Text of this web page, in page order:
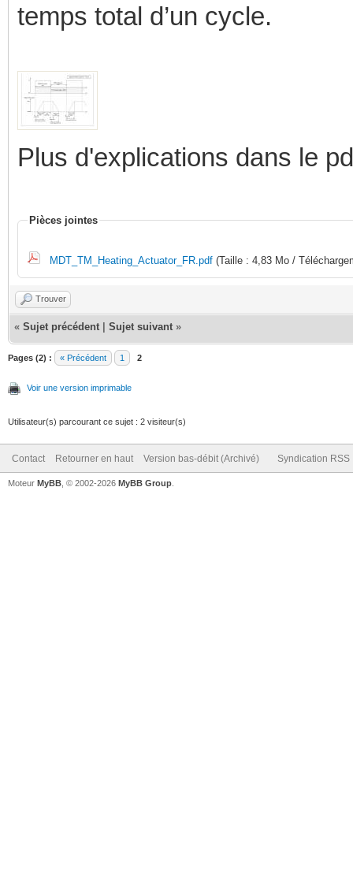
temps total d’un cycle.
Plus d'explications dans le
Pièces jointes
MDT_TM_Heating_Actuator_FR.pdf (Taille : 4,83 Mo /
Trouver
« Sujet précédent Sujet suivant »
Pages (2) : « Précédent 1 2
Voir une version imprimable
Utilisateur(s) parcourant ce sujet : 2 visiteur(s)
Contact Retourner en haut Version bas-débit (Archivé) Syndication RSS
Moteur MyBB , © 2002-2026 MyBB Group